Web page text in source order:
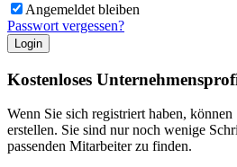
Angemeldet bleiben
Passwort vergessen?
Login
Kostenloses
Wenn Sie sich registriert haben,
erstellen. Sie sind nur noch wenige
passenden Mitarbeiter zu finden.